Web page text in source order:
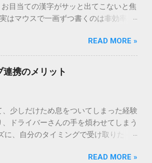
目当ての漢字がサッと出てこないと焦
はマウスで一画ずつ書くのは非効率で
のテクニックを詳しく解説します。
。 1. なぜ「変換」しても旧字・外字
か。その理由は、パソコンが文字を
（日本産業規格）によって「第1水
常に古い漢字（旧字）や、特定の組
上のすべての文字には、いわば「住
コード）を直接指定すれば、確実に呼
進数入力」 最も汎用性が高く、特別な
READ MORE »
携のメリット
少しだけため息をついてしまった経験
ドライバーさんの手を煩わせてしまう
、自分のタイミングで受け取りた
で、再配達のストレスは驚くほど軽く
READ MORE »